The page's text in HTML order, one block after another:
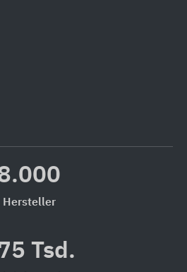
Hersteller
Tsd.